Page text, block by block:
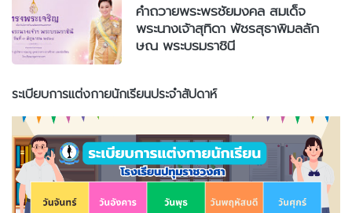
คำถวายพระพรชัยมงคล สมเด็จ
พระนางเจ้าสุทิดา พัชรสุธาพิมลลัก
ษณ พระบรมราชินี
ระเบียบการแต่งกายนักเรียนประจำสัปดาห์